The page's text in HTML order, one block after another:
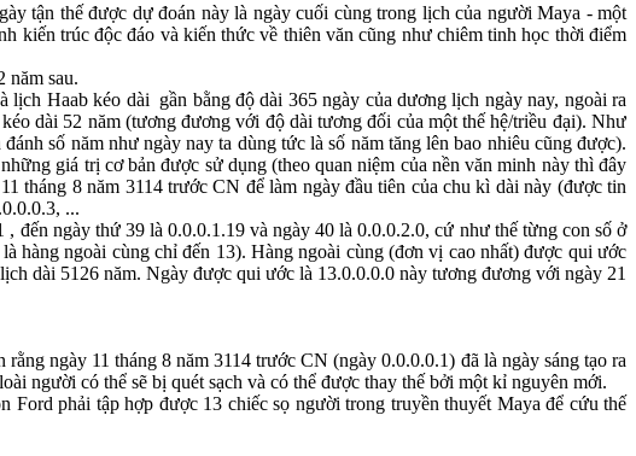
tận thế được dự đoán này là ngày cuối cùng trong lịch của người Maya - một
kiến trúc độc đáo và kiến thức về thiên văn cũng như chiêm tinh học thời điểm
năm sau.
Haab kéo dài gần bằng độ dài 365 ngày của dương lịch ngày nay, ngoài ra
dài 52 năm (tương đương với độ dài tương đối của một thế hệ/triều đại). Như
số năm như ngày nay ta dùng tức là số năm tăng lên bao nhiêu cũng được).
giá trị cơ bản được sử dụng (theo quan niệm của nền văn minh này thì đây
tháng 8 năm 3114 trước CN để làm ngày đầu tiên của chu kì dài này (được tin
...
đến ngày thứ 39 là 0.0.0.1.19 và ngày 40 là 0.0.0.2.0, cứ như thế từng con số ở
hàng ngoài cùng chỉ đến 13). Hàng ngoài cùng (đơn vị cao nhất) được qui ước
dài 5126 năm. Ngày được qui ước là 13.0.0.0.0 này tương đương với ngày 21
ngày 11 tháng 8 năm 3114 trước CN (ngày 0.0.0.0.1) đã là ngày sáng tạo ra
người có thể sẽ bị quét sạch và có thể được thay thế bởi một kỉ nguyên mới.
phải tập hợp được 13 chiếc sọ người trong truyền thuyết Maya để cứu thế